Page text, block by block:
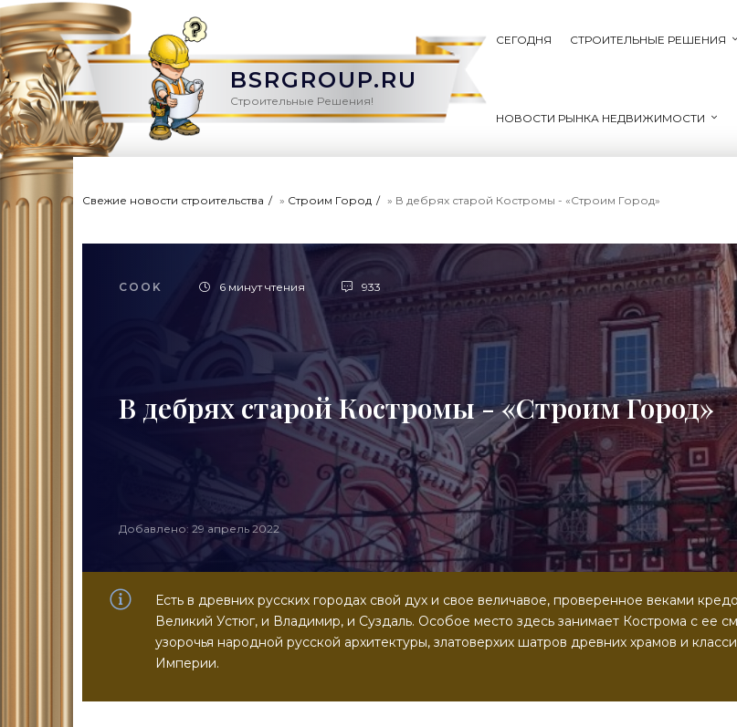
BSRGROUP.RU
Строительные Решения!
СЕГОДНЯ СТРОИТЕЛЬНЫЕ РЕШЕНИЯ
НОВОСТИ РЫНКА НЕДВИЖИМОСТИ
Свежие новости строительства » Строим Город » В дебрях старой Костромы - «Строим Город»
COOK 6 минут чтения 933
В дебрях старой Костромы - «Строим Город»
Добавлено: 29 апрель 2022
Есть в древних русских городах свой дух и свое величавое, проверенное веками
Великий Устюг, и Владимир, и Суздаль. Особое место здесь занимает Кострома с ее
узорочья народной русской архитектуры, златоверхих шатров древних храмов и
Империи.